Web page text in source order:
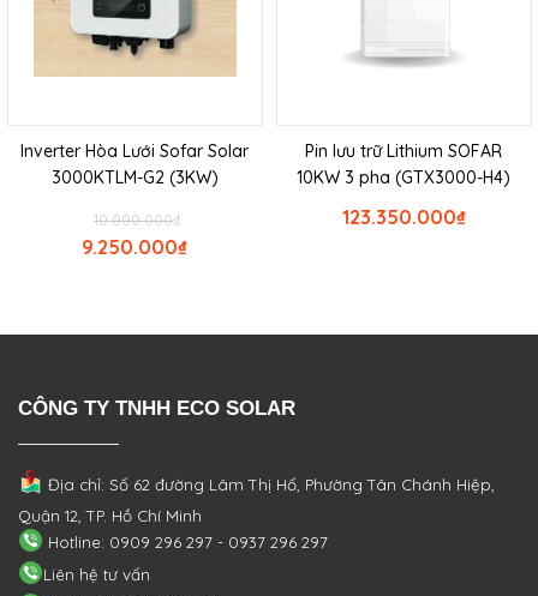
Inverter Hòa Lưới Sofar Solar
3000KTLM-G2 (3KW)
₫
10.000.000
₫
9.250.000
Pin lưu trữ Lithium SOFAR
10KW 3 pha (GTX3000-H4)
₫
123.350.000
CÔNG TY TNHH ECO SOLAR
Địa chỉ: Số 62 đường Lâm Thị Hố, PhườngTân Chánh Hiệp,
Quận 12, TP. Hồ Chí Minh
Hotline: 0909 296 297 - 0937 296 297
Liên hệ tư vấn